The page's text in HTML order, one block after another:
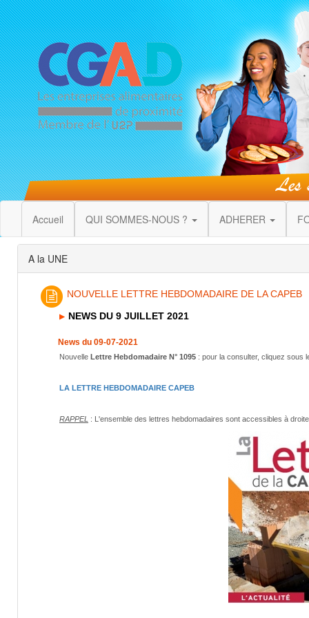
Accueil QUI SOMMES-NOUS ? ADHERER
A la UNE
NOUVELLE LETTRE HEBDOMADAIRE DE LA CAPEB
NEWS DU 9 JUILLET 2021
News du 09-07-2021
Nouvelle Lettre Hebdomadaire N° 1095 : pour la consulter, cliquez sous
LA LETTRE HEBDOMADAIRE CAPEB
RAPPEL : L'ensemble des lettres hebdomadaires sont accessibles à